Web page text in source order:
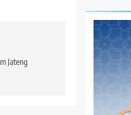
Jateng